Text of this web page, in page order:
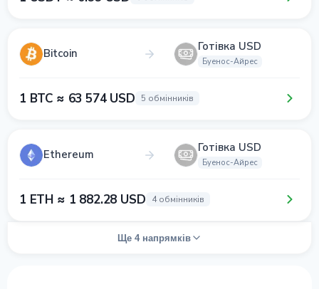
Bitcoin Готівка USD
Буенос-Айрес
1 BTC ≈ 63 574 USD 5 обмінників
Ethereum Готівка USD
Буенос-Айрес
1 ETH ≈ 1 882.28 USD 4 обмінників
Ще 4 напрямків